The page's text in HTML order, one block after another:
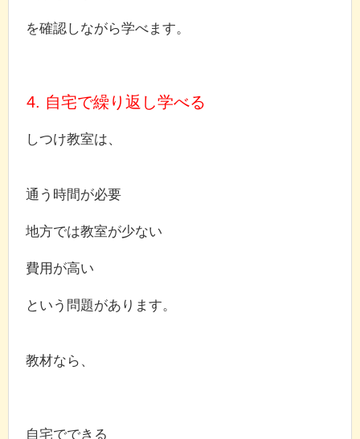
を確認しながら学べます。
4. 自宅で繰り返し学べる
しつけ教室は、
通う時間が必要
地方では教室が少ない
費用が高い
という問題があります。
教材なら、
自宅でできる